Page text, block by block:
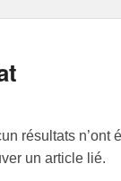
résultats
un article lié.